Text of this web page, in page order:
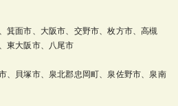
箕面市、大阪市、交野市、枚方市、高槻
東大阪市、八尾市
、貝塚市、泉北郡忠岡町、泉佐野市、泉南